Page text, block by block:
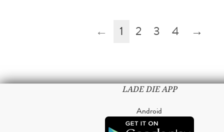
← 1 2 3 4 →
LADE DIE APP
Android